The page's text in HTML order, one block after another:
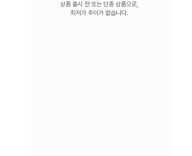
상품 출시 전 또는 단종 상품으로,
최저가 추이가 없습니다.